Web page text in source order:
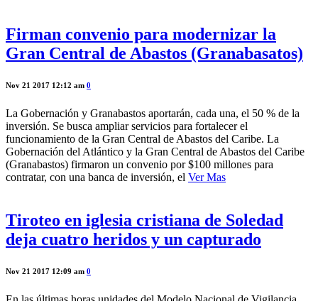
Firman convenio para modernizar la
Gran Central de Abastos (Granabasatos)
Nov 21 2017 12:12 am 0
La Gobernación y Granabastos aportarán, cada una, el 50 % de la
inversión. Se busca ampliar servicios para fortalecer el
funcionamiento de la Gran Central de Abastos del Caribe. La
Gobernación del Atlántico y la Gran Central de Abastos del Caribe
(Granabastos) firmaron un convenio por $100 millones para
contratar, con una banca de inversión, el Ver Mas
Tiroteo en iglesia cristiana de Soledad
deja cuatro heridos y un capturado
Nov 21 2017 12:09 am 0